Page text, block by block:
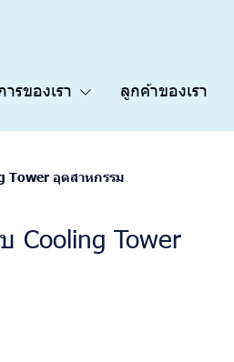
ารของเรา ลูกค้าของเรา
Tower อุตสาหกรรม
Cooling Tower